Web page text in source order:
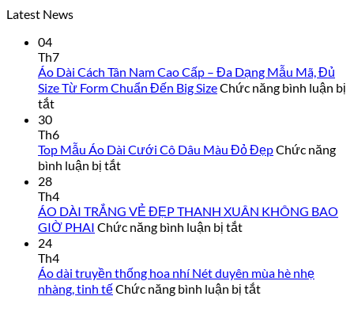
là:
Latest News
04
Th7
Áo Dài Cách Tân Nam Cao Cấp – Đa Dạng Mẫu Mã, Đủ
Size Từ Form Chuẩn Đến Big SizeChức năng bình luận bị
tắtở
Dài
Cách
Tân
Cao
Cấp
–
Dạng
Mẫu
Mã,
30
Th6
Top Mẫu Áo Dài Cưới Cô Dâu Màu Đỏ ĐẹpChức năng
bình luận bị tắtở
Áo
Dài
Dâu
Màu
28
Th4
ÁO DÀI TRẮNG VẺ ĐẸP THANH XUÂN KHÔNG BAO
GIỜ PHAI Chức năng bình luận bị tắtở
TRẮNG
VẺ
24
Th4
Áo dài truyền thống hoa nhí Nét duyên mùa hè nhẹ
nhàng, tinh tếChức năng bình luận bị tắtở